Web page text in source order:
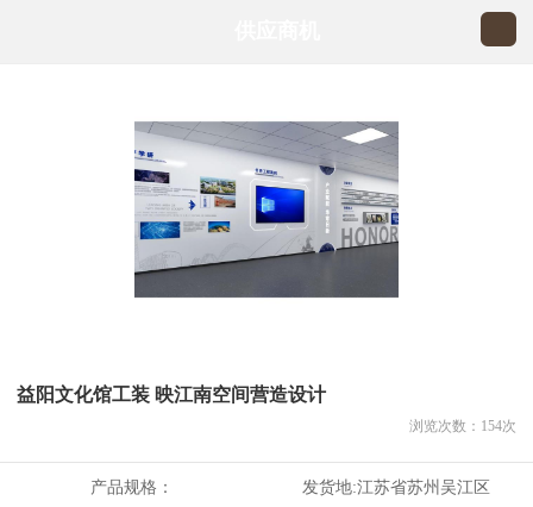
益阳文化馆工装 映江南空间营造设计
浏览次数： 154次
产品规格： 发货地:江苏省苏州吴江区